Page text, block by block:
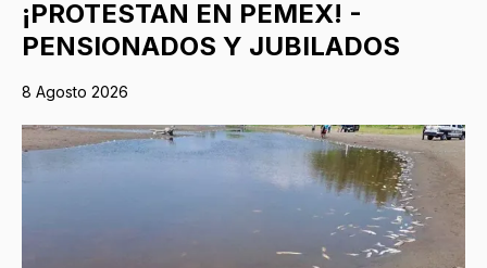
¡PROTESTAN EN PEMEX! -
PENSIONADOS Y JUBILADOS
8 Agosto 2026